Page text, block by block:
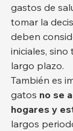
gastos de
tomar la
deben
iniciales,
largo plazo.
También es
gatos no se
hogares y
largos